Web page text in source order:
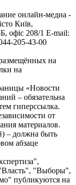
онлайн-медиа -
Київ,
208/1 E-mail:
205-43-00
на
на
«Новости
– обязательна
гиперссылка.
от
материалов.
– должна быть
абзаце
"Выборы",
публикуются на